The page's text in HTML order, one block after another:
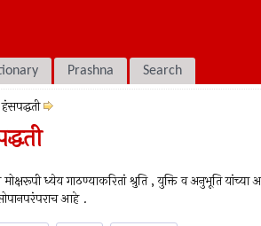
Prashna Search
हंसपद्धती
ध्येय गाठण्याकरितां श्रुति , युक्ति व अनुभूति यांच्या
आहे .